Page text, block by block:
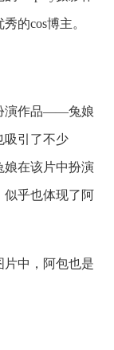
的cos博主。
演作品——兔娘
吸引了不少
娘在该片中扮演
似乎也体现了阿
片中，阿包也是